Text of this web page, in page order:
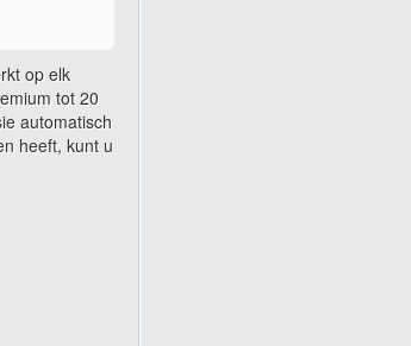
op elk
tot 20
automatisch
heeft, kunt u